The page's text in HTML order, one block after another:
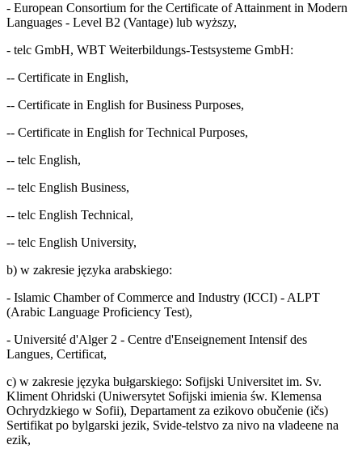
- European Consortium for the Certificate of Attainment in Modern
Languages - Level B2 (Vantage) lub wyższy,
- telc GmbH, WBT Weiterbildungs-Testsysteme GmbH:
-- Certificate in English,
-- Certificate in English for Business Purposes,
-- Certificate in English for Technical Purposes,
-- telc English,
-- telc English Business,
-- telc English Technical,
-- telc English University,
b) w zakresie języka arabskiego:
- Islamic Chamber of Commerce and Industry (ICCI) - ALPT
(Arabic Language Proficiency Test),
- Université d'Alger 2 - Centre d'Enseignement Intensif des
Langues, Certificat,
c) w zakresie języka bułgarskiego: Sofijski Universitet im. Sv.
Kliment Ohridski (Uniwersytet Sofijski imienia św. Klemensa
Ochrydzkiego w Sofii), Departament za ezikovo obučenie (ičs)
Sertifikat po bylgarski jezik, Svide-telstvo za nivo na vladeene na
ezik,